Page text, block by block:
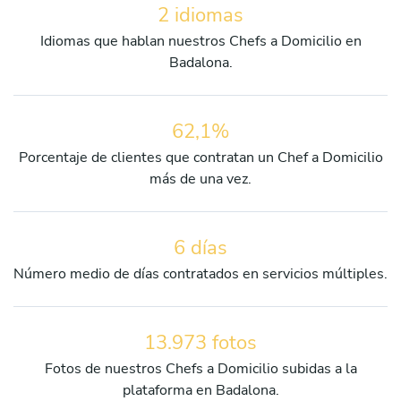
2 idiomas
Idiomas que hablan nuestros Chefs a Domicilio en
Badalona.
62,1%
Porcentaje de clientes que contratan un Chef a Domicilio
más de una vez.
6 días
Número medio de días contratados en servicios múltiples.
13.973 fotos
Fotos de nuestros Chefs a Domicilio subidas a la
plataforma en Badalona.